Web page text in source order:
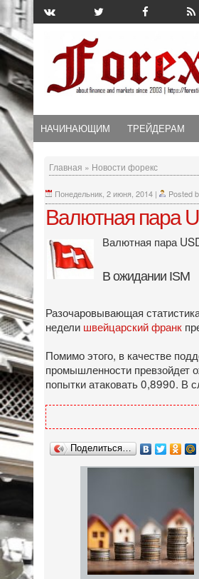
НАЧИНАЮЩИМ ТРЕЙДЕРАМ
Главная » Новости форекс
Понедельник, 2 июня, 2014 | Posted
Валютная пара
Валютная пара
В ожидании ISM
Разочаровывающая
недели швейцарский франк
Помимо этого, в качестве
промышленности превзойдет
попытки атаковать 0,8990. В
Поделиться…